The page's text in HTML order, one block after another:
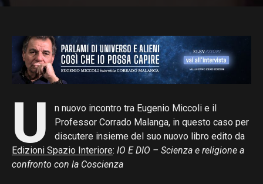
U
n nuovo incontro tra Eugenio Miccoli e il
Professor Corrado Malanga, in questo caso per
discutere insieme del suo nuovo libro edito da
Edizioni Spazio Interiore: IO E DIO – Scienza e religione a
confronto con la Coscienza